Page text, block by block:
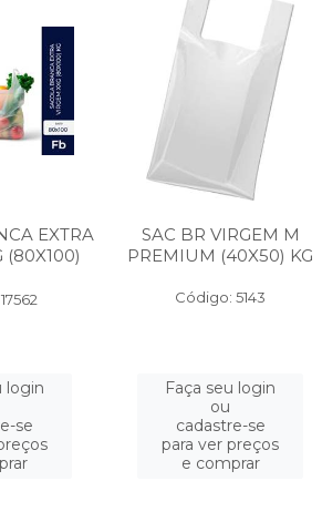
EXTRA
(80X100)
login
se
SAC BR VIRGEM M
PREMIUM (40X50) KG
Código: 5143
Faça seu login
ou
cadastre-se
para ver preços
e comprar